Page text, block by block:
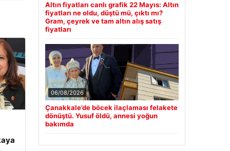
Altın fiyatları canlı grafik 22 Mayıs: Altın
fiyatları ne oldu, düştü mü, çıktı mı?
Gram, çeyrek ve tam altın alış satış
fiyatları
06/08/2026
Çanakkale’de böcek ilaçlaması felakete
dönüştü. Yusuf öldü, annesi yoğun
bakımda